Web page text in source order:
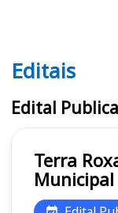
Editais
Editais
Edital
Terra Roxa/PR